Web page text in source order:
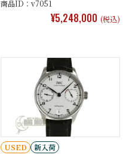
商品ID：v7051
¥5,248,000 (税込)
USED 新入荷